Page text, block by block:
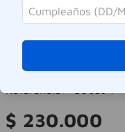
Carolina Herrera
Perfume
Black EDP
$ 230.000